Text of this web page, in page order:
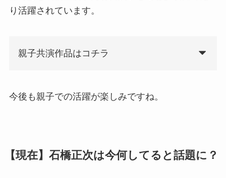
り活躍されています。
親子共演作品はコチラ
今後も親子での活躍が楽しみですね。
【現在】石橋正次は今何してると話題に？